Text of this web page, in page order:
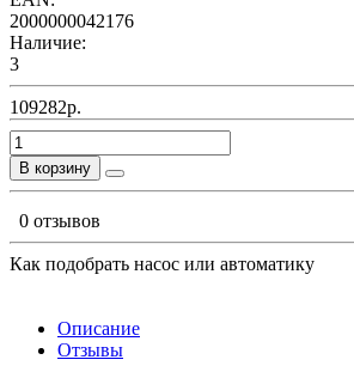
2000000042176
Наличие:
3
109282р.
В корзину
0 отзывов
Как подобрать насос или автоматику
Описание
Отзывы